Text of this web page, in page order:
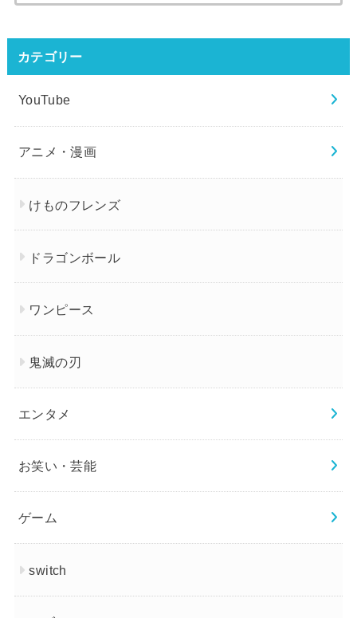
カテゴリー
YouTube
アニメ・漫画
けものフレンズ
ドラゴンボール
ワンピース
鬼滅の刃
エンタメ
お笑い・芸能
ゲーム
switch